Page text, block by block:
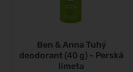
Ben & Anna Tuhý
deodorant (40 g) - Perská
limeta